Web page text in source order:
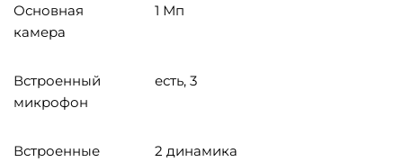
Основная
камера
1 Мп
Встроенный
микрофон
есть, 3
Встроенные
2 динамика